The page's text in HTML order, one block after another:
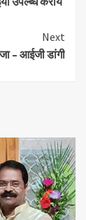
Next
– आईजी डांगी